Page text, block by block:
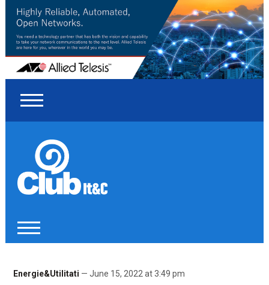
Energie&Utilitati — June 15, 2022 at 3:49 pm